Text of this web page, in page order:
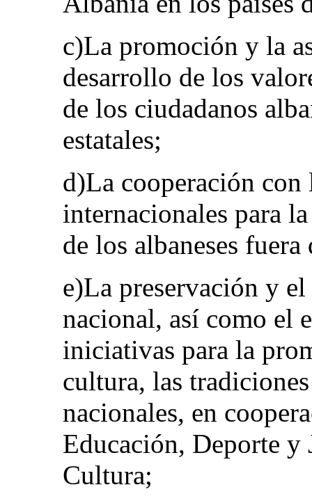
c)La promoción y la
desarrollo de los
de los ciudadanos
estatales;
d)La cooperación con
internacionales para
de los albaneses
e)La preservación y
nacional, así como el
iniciativas para la
cultura, las
nacionales, en
Educación, Deporte
Cultura;